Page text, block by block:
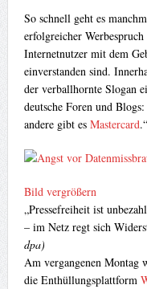
So schnell geht es
erfolgreicher
Internetnutzer mit dem
einverstanden sind.
der verballhornte Slogan
deutsche Foren und
andere gibt es Mastercard.“
Bild vergrößern
„Pressefreiheit ist
– im Netz regt sich
dpa)
Am vergangenen Montag
die Enthüllungsplattform